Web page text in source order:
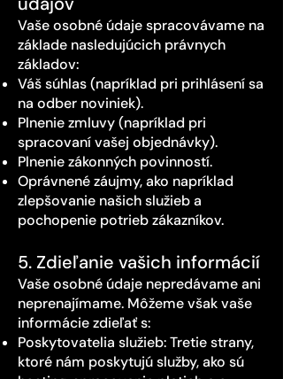
Vaše osobné údaje spracovávame na
základe nasledujúcich právnych
základov:
Váš súhlas (napríklad pri prihlásení sa
na odber noviniek).
Plnenie zmluvy (napríklad pri
spracovaní vašej objednávky).
Plnenie zákonných povinností.
Oprávnené záujmy, ako napríklad
zlepšovanie našich služieb a
pochopenie potrieb zákazníkov.
5. Zdieľanie vašich informácií
Vaše osobné údaje nepredávame ani
neprenajímame. Môžeme však vaše
informácie zdieľať s:
Poskytovatelia služieb: Tretie strany,
ktoré nám poskytujú služby, ako sú